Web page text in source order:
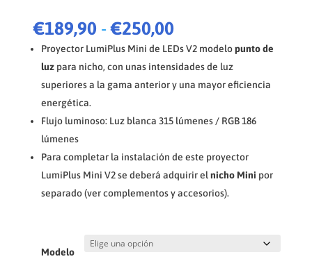
€189,90 - €250,00
de
precios:
desde
€189,90
€250,00
Proyector LumiPlus Mini de LEDs V2 modelopunto de
luzpara nicho, con unas intensidades de luz
superiores a la gama anterior y una mayor eficiencia
energética.
Flujo luminoso: Luz blanca 315 lúmenes / RGB 186
lúmenes
Para completar la instalación de este proyector
LumiPlus Mini V2 se deberá adquirir elnicho Mini por
separado (ver complementos y accesorios).
Modelo